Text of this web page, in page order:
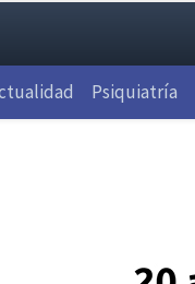
Psiquiatría